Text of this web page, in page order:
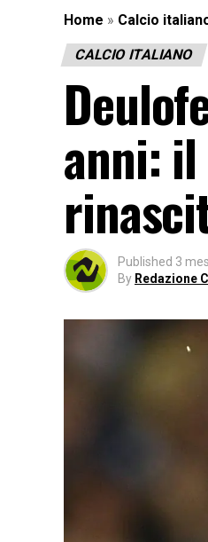
Home » Calcio
CALCIO ITALIANO
anni: il
Published 3
By Redazione